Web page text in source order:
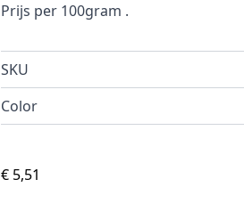
Prijs per 100gram .
SKU
Color
€ 5,51